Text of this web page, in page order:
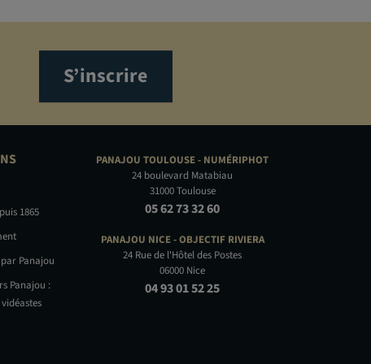
S’inscrire
1865
Panajou
Panajou :
PANAJOU TOULOUSE - NUMÉRIPHOT
24 boulevard Matabiau
31000 Toulouse
05 62 73 32 60
PANAJOU NICE -OBJECTIF RIVIERA
24 Rue de l'Hôtel des Postes
06000 Nice
04 93 01 52 25